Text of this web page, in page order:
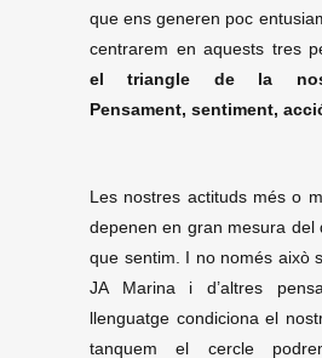
que ens generen poc
centrarem en aquests tres
el triangle de la
Pensament, sentiment,
Les nostres actituds més o
depenen en gran mesura del
que sentim. I no només això
JA Marina i d’altres
llenguatge condiciona el
tanquem el cercle